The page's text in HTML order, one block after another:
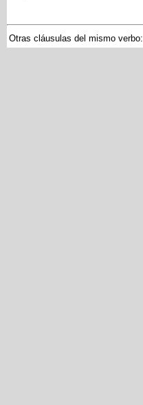
Otras cláusulas del mismo verbo: